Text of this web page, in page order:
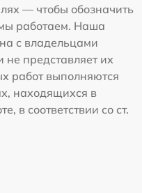
— чтобы обозначить
работаем. Наша
с владельцами
представляет их
работ выполняются
находящихся в
в соответствии со ст.